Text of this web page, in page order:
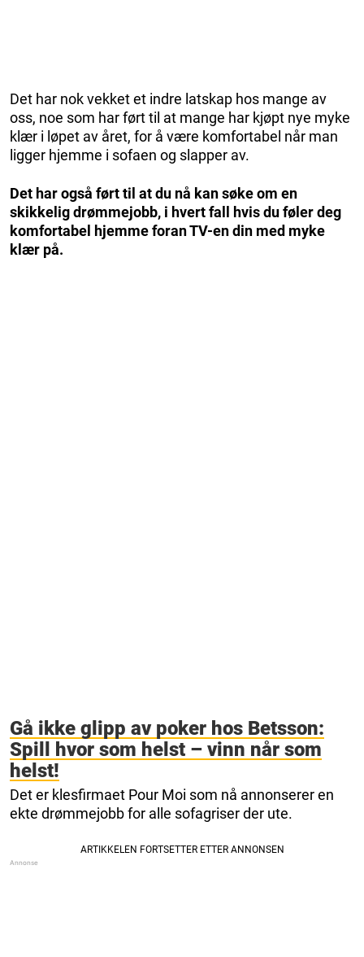
Det har nok vekket et indre latskap hos mange av
oss, noe som har ført til at mange har kjøpt nye myke
klær i løpet av året, for å være komfortabel når man
ligger hjemme i sofaen og slapper av.
Det har også ført til at du nå kan søke om en
skikkelig drømmejobb, i hvert fall hvis du føler deg
komfortabel hjemme foran TV-en din med myke
klær på.
Gå ikke glipp av poker hos Betsson:
Spill hvor som helst – vinn når som
helst!
Det er klesfirmaet Pour Moi som nå annonserer en
ekte drømmejobb for alle sofagriser der ute.